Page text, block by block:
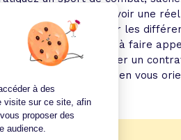
années, le tarif peut avoir une
et comparer les
contexte, n'hésitez pas à faire
de trouver un
la concurrence, tout en vous